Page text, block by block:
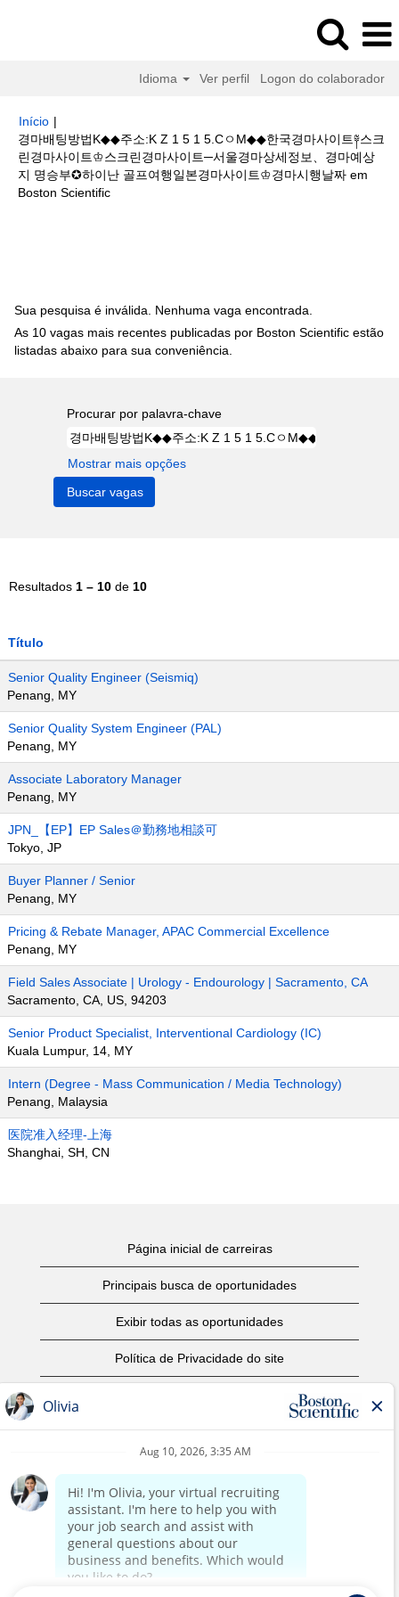
Idioma Ver perfil Logon do colaborador
Início |
경마배팅방법K◆◆주소:K Z 1 5 1 5.CㅇM◆◆한국경마사이트༈스크
린경마사이트♔스크린경마사이트─서울경마상세정보、경마예상
지 명승부✪하이난 골프여행일본경마사이트♔경마시행날짜 em
Boston Scientific(página
Sua pesquisa é inválida. Nenhuma vaga encontrada.
As 10 vagas mais recentes publicadas por Boston Scientific estão
listadas abaixo para sua conveniência.
Procurar por palavra-chave
Mostrar mais opções
Resultados 1 – 10 de 10
Título
Senior Quality Engineer (Seismiq)
Penang, MY
Senior Quality System Engineer (PAL)
Penang, MY
Associate Laboratory Manager
Penang, MY
JPN_【EP】EP Sales＠勤務地相談可
Tokyo, JP
Buyer Planner / Senior
Penang, MY
Pricing & Rebate Manager, APAC Commercial Excellence
Penang, MY
Field Sales Associate | Urology - Endourology | Sacramento, CA
Sacramento, CA, US, 94203
Senior Product Specialist, Interventional Cardiology (IC)
Kuala Lumpur, 14, MY
Intern (Degree - Mass Communication / Media Technology)
Penang, Malaysia
医院准入经理-上海
Shanghai, SH, CN
Página inicial de carreiras
Principais busca de oportunidades
Exibir todas as oportunidades
Política de Privacidade do site
Aviso de Direitos Autorais
Página corporativa